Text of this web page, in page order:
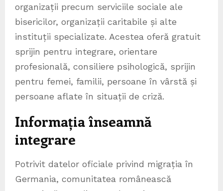
organizații precum serviciile sociale ale
bisericilor, organizații caritabile și alte
instituții specializate. Acestea oferă gratuit
sprijin pentru integrare, orientare
profesională, consiliere psihologică, sprijin
pentru femei, familii, persoane în vârstă și
persoane aflate în situații de criză.
Informația înseamnă
integrare
Potrivit datelor oficiale privind migrația în
Germania, comunitatea românească